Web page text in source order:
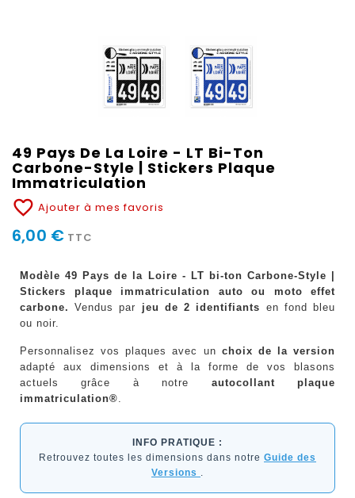
49 Pays De La Loire - LT Bi-Ton
Carbone-Style | Stickers Plaque
Immatriculation
favorite_border Ajouter à mes favoris
6,00 € TTC
Modèle 49 Pays de la Loire - LT bi-ton Carbone-Style |
Stickers plaque immatriculation auto ou moto effet
carbone. Vendus par jeu de 2 identifiants en fond bleu
ou noir.
Personnalisez vos plaques avec un choix de la version
adapté aux dimensions et à la forme de vos blasons
actuels grâce à notre autocollant plaque
immatriculation®.
INFO PRATIQUE :
Retrouvez toutes les dimensions dans notre Guide des
Versions .